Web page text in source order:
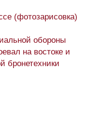
(фотозарисовка)
обороны
на востоке и
бронетехники